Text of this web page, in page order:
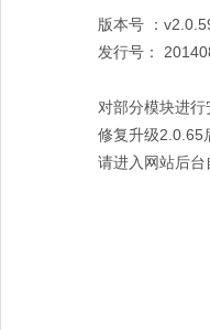
版本号 ：
发行号：
对部分模块进行
修复升级2.0.65
请进入网站后台